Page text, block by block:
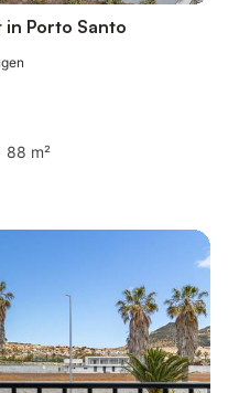
Porto Santo
88 m²